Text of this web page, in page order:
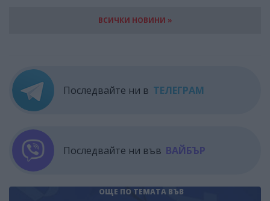
ВСИЧКИ НОВИНИ »
Последвайте ни в ТЕЛЕГРАМ
Последвайте ни във ВАЙБЪР
ОЩЕ ПО ТЕМАТА ВЪВ